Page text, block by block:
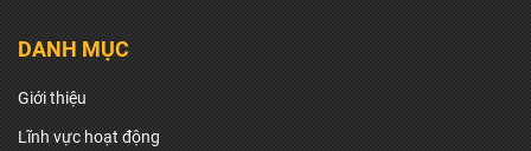
DANH MỤC
Giới thiệu
Lĩnh vực hoạt động